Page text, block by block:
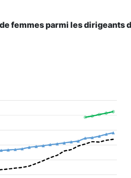
femmes parmi les dirigeants